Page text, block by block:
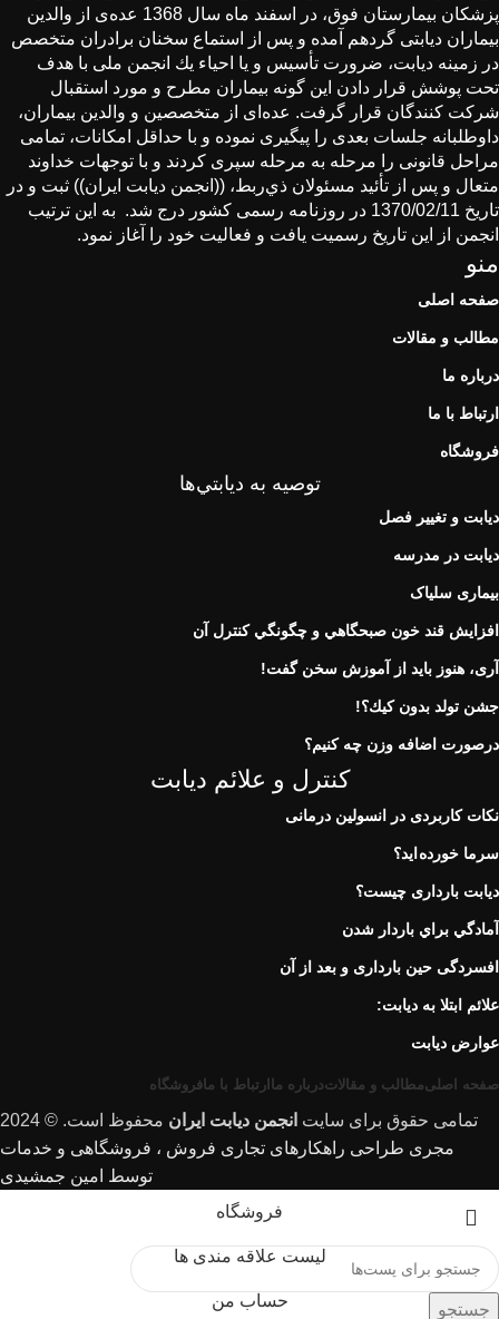
پزشكان بیمارستان فوق، در اسفند ماه سال 1368 عده‌ی از والدین
بیماران دیابتی گردهم آمده و پس از استماع سخنان برادران متخصص
در زمینه دیابت، ضرورت تأسیس و یا احیاء یك انجمن ملی با هدف
تحت پوشش قرار دادن این گونه بیماران مطرح و مورد استقبال
شركت كنندگان قرار گرفت. عده‌ای از متخصصین و والدین بیماران،
داوطلبانه جلسات بعدی را پیگیری نموده و با حداقل امكانات، تمامی
مراحل قانونی را مرحله به مرحله سپری كردند و با توجهات خداوند
متعال و پس از تأئید مسئولان ذي‌ربط، ((انجمن دیابت ایران)) ثبت و در
تاریخ 1370/02/11 در روزنامه رسمی كشور درج شد. به این ترتیب
انجمن از این تاریخ رسمیت یافت و فعالیت خود را آغاز نمود.
منو
صفحه اصلی
مطالب و مقالات
درباره ما
ارتباط با ما
فروشگاه
توصيه به ديابتي‌ها
دیابت و تغییر فصل
دیابت در مدرسه
بیماری سلیاک
افزايش قند خون صبحگاهي و چگونگي كنترل آن
آری، هنوز باید از آموزش سخن گفت!
جشن تولد بدون كيك؟!
درصورت اضافه وزن چه کنیم؟
کنترل و علائم دیابت
نكات كاربردی در انسولين درمانی
سرما خورده اید؟
دیابت بارداری چیست؟
آمادگي براي باردار شدن
افسردگی حین بارداری و بعد از آن
علائم ابتلا به دیابت:
عوارض ديابت
صفحه اصلیمطالب و مقالاتدرباره ما ارتباط با ما فروشگاه
تمامی حقوق برای سایت انجمن دیابت ایران محفوظ است. © 2024
مجری طراحی راهکارهای تجاری فروش ، فروشگاهی و خدمات
توسط امین جمشیدی
جستجو
فروشگاه
لیست علاقه مندی ها
حساب من